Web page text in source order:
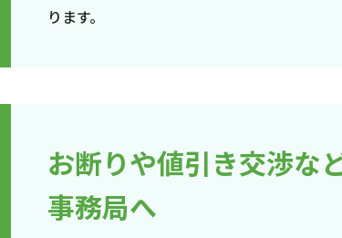
ります。
お断りや値引き交渉な
事務局へ